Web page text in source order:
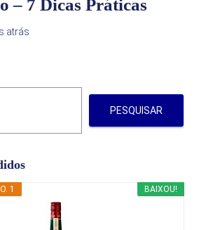
– 7 Dicas Práticas
atrás
PESQUISAR
BAIXOU!
1